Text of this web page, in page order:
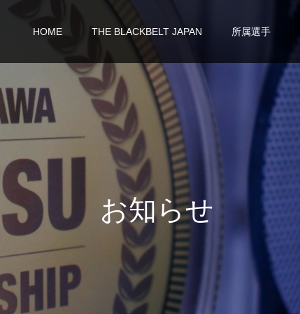
HOME THE BLACKBELT JAPAN 所属選手
お知らせ